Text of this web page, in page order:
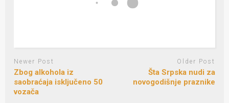
Newer Post
Zbog alkohola iz
saobraćaja isključeno 50
vozača
Older Post
Šta Srpska nudi za
novogodišnje praznike